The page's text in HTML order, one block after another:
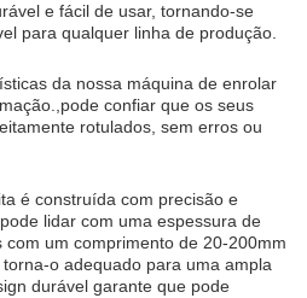
e fácil de usar, tornando-se
para qualquer linha de produção.
da nossa máquina de enrolar
confiar que os seus
rotulados, sem erros ou
é construída com precisão e
lidar com uma espessura de
um comprimento de 20-200mm
o adequado para uma ampla
durável garante que pode